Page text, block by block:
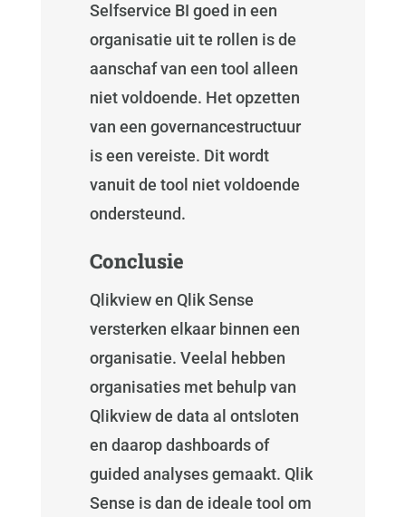
Selfservice BI goed in een
organisatie uit te rollen is de
aanschaf van een tool alleen
niet voldoende. Het opzetten
van een governancestructuur
is een vereiste. Dit wordt
vanuit de tool niet voldoende
ondersteund.
Conclusie
Qlikview en Qlik Sense
versterken elkaar binnen een
organisatie. Veelal hebben
organisaties met behulp van
Qlikview de data al ontsloten
en daarop dashboards of
guided analyses gemaakt. Qlik
Sense is dan de ideale tool om